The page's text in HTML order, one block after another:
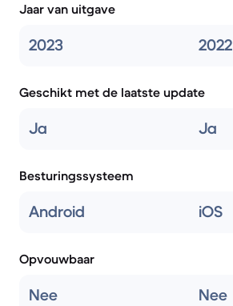
Jaar van uitgave
2023 2022
Geschikt met de laatste update
Ja Ja
Besturingssysteem
Android iOS
Opvouwbaar
Nee Nee